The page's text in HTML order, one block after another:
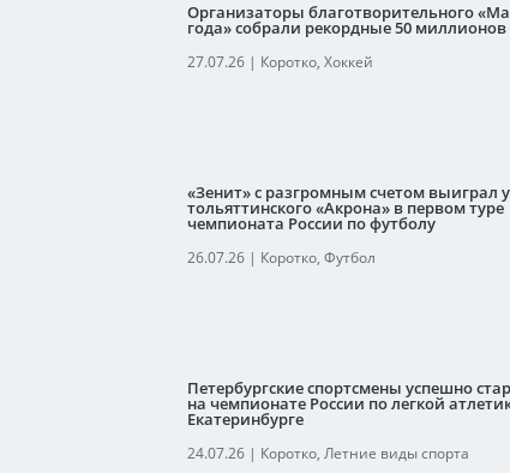
Организаторы благотворительного
года» собрали рекордные 50 миллионов
27.07.26| Коротко, Хоккей
«Зенит» с разгромным счетом выиграл у
тольяттинского «Акрона» в первом туре
чемпионата России по футболу
26.07.26| Коротко, Футбол
Петербургские спортсмены успешно
на чемпионате России по легкой
Екатеринбурге
24.07.26| Коротко, Летние виды спорта